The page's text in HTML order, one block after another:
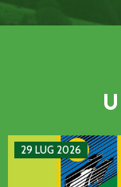
29 LUG 2026
AVVISO DI